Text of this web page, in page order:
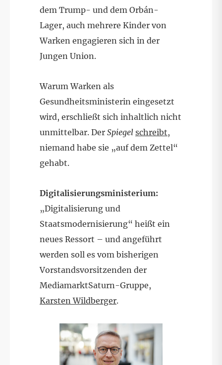
dem Trump- und dem Orbán-
Lager, auch mehrere Kinder von
Warken engagieren sich in der
Jungen Union.
Warum Warken als
Gesundheitsministerin eingesetzt
wird, erschließt sich inhaltlich nicht
unmittelbar. Der Spiegel schreibt,
niemand habe sie „auf dem Zettel“
gehabt.
Digitalisierungsministerium:
„Digitalisierung und
Staatsmodernisierung“ heißt ein
neues Ressort – und angeführt
werden soll es vom bisherigen
Vorstandsvorsitzenden der
MediamarktSaturn-Gruppe,
Karsten Wildberger.